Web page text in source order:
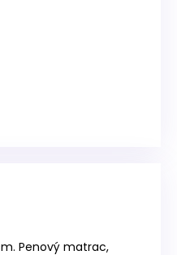
Penový matrac,